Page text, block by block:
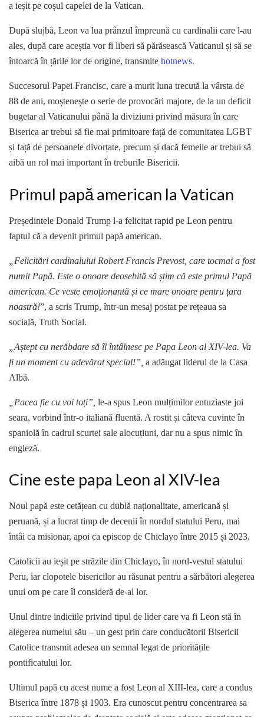
a ieșit pe coșul capelei de la Vatican.
După slujbă, Leon va lua prânzul împreună cu cardinalii care l-au
ales, după care aceștia vor fi liberi să părăsească Vaticanul și să se
întoarcă în țările lor de origine, transmite hotnews.
Succesorul Papei Francisc, care a murit luna trecută la vârsta de
88 de ani, moștenește o serie de provocări majore, de la un deficit
bugetar al Vaticanului până la diviziuni privind măsura în care
Biserica ar trebui să fie mai primitoare față de comunitatea LGBT
și față de persoanele divorțate, precum și dacă femeile ar trebui să
aibă un rol mai important în treburile Bisericii.
Primul papă american la Vatican
Președintele Donald Trump l-a felicitat rapid pe Leon pentru
faptul că a devenit primul papă american.
„Felicitări cardinalului Robert Francis Prevost, care tocmai a fost
numit Papă. Este o onoare deosebită să știm că este primul Papă
american. Ce veste emoționantă și ce mare onoare pentru țara
noastră!”, a scris Trump, într-un mesaj postat pe rețeaua sa
socială, Truth Social.
„Aștept cu nerăbdare să îl întâlnesc pe Papa Leon al XIV-lea. Va
fi un moment cu adevărat special!”, a adăugat liderul de la Casa
Albă.
„Pacea fie cu voi toți”, le-a spus Leon mulțimilor entuziaste joi
seara, vorbind într-o italiană fluentă. A rostit și câteva cuvinte în
spaniolă în cadrul scurtei sale alocuțiuni, dar nu a spus nimic în
engleză.
Cine este papa Leon al XIV-lea
Noul papă este cetățean cu dublă naționalitate, americană și
peruană, și a lucrat timp de decenii în nordul statului Peru, mai
întâi ca misionar, apoi ca episcop de Chiclayo între 2015 și 2023.
Catolicii au ieșit pe străzile din Chiclayo, în nord-vestul statului
Peru, iar clopotele bisericilor au răsunat pentru a sărbători alegerea
unui om pe care îl consideră de-al lor.
Unul dintre indiciile privind tipul de lider care va fi Leon stă în
alegerea numelui său – un gest prin care conducătorii Bisericii
Catolice transmit adesea un semnal legat de prioritățile
pontificatului lor.
Ultimul papă cu acest nume a fost Leon al XIII-lea, care a condus
Biserica între 1878 și 1903. Era cunoscut pentru concentrarea sa